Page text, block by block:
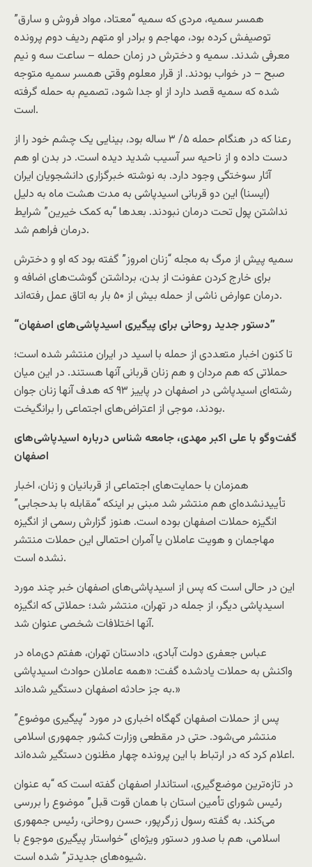
همسر سمیه، مردی که سمیه “معتاد، مواد فروش و سارق”
توصیفش کرده بود، مهاجم و برادر او متهم ردیف دوم پرونده
معرفی شدند. سمیه و دخترش در زمان حمله – ساعت سه و نیم
صبح – در خواب بودند. از قرار معلوم وقتی همسر سمیه متوجه
شده که سمیه قصد دارد از او جدا شود، تصمیم به حمله گرفته
است.
رعنا که در هنگام حمله ۵/ ۳ ساله بود، بینایی یک چشم خود را از
دست داده و از ناحیه سر آسیب شدید دیده است. در بدن او هم
آثار سوختگی وجود دارد. به نوشته خبرگزاری دانشجویان ایران
(ایسنا) این دو قربانی اسیدپاشی به مدت هشت ماه به دلیل
نداشتن پول تحت درمان نبودند. بعدها “به کمک خیرین” شرایط
درمان فراهم شد.
سمیه پیش از مرگ به مجله “زنان امروز” گفته بود که او و دخترش
برای خارج کردن عفونت از بدن، برداشتن گوشت‌های اضافه و
درمان عوارض ناشی از حمله بیش از ۵۰ بار به اتاق عمل رفته‌اند.
“دستور جدید روحانی برای پیگیری اسیدپاشی‌های اصفهان”
تا کنون اخبار متعددی از حمله با اسید در ایران منتشر شده است؛
حملاتی که هم مردان و هم زنان قربانی آنها هستند. در این میان
رشته‌ای اسیدپاشی در اصفهان در پاییز ۹۳ که هدف آنها زنان جوان
بودند، موجی از اعتراض‌های اجتماعی را برانگیخت.
گفت‌و‌گو با علی اکبر مهدی، جامعه شناس درباره اسیدپاشی‌های
اصفهان
همزمان با حمایت‌های اجتماعی از قربانیان و زنان، اخبار
تأییدنشده‌ای هم منتشر شد مبنی بر اینکه “مقابله با بدحجابی”
انگیزه حملات اصفهان بوده است. هنوز گزارش رسمی از انگیزه
مهاجمان و هویت عاملان یا آمران احتمالی این حملات منتشر
نشده است.
این در حالی است که پس از اسیدپاشی‌های اصفهان خبر چند مورد
اسیدپاشی دیگر، از جمله در تهران، منتشر شد؛ حملاتی که انگیزه
آنها اختلافات شخصی عنوان شد.
عباس جعفری دولت آبادی، دادستان تهران، هفتم دی‌ماه در
واکنش به حملات یادشده گفت: «همه عاملان حوادث اسیدپاشی
به جز حادثه اصفهان دستگیر شده‌اند.»
پس از حملات اصفهان گهگاه اخباری در مورد “پیگیری موضوع”
منتشر می‌شود. حتی در مقطعی وزارت کشور جمهوری اسلامی
اعلام کرد که در ارتباط با این پرونده چهار مظنون دستگیر شده‌اند.
در تازه‌ترین موضع‌گیری، استاندار اصفهان گفته است که “به عنوان
رئیس شورای تأمین استان با همان قوت قبل” موضوع را بررسی
می‌کند. به گفته رسول زرگرپور، حسن روحانی، رئیس جمهوری
اسلامی، هم با صدور دستور ویژه‌ای “خواستار پیگیری موجوع با
شیوه‌های جدیدتر” شده است.